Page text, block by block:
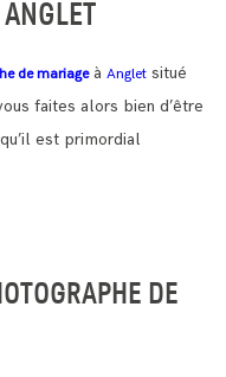
de mariageà Anglet situé
faites alors bien d’être
est primordial
DE